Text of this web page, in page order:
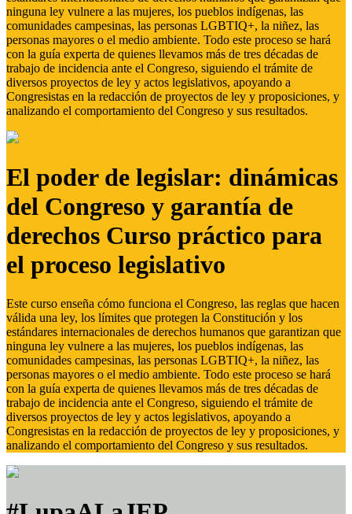
ninguna ley vulnere a las mujeres, los pueblos indígenas, las
comunidades campesinas, las personas LGBTIQ+, la niñez, las
personas mayores o el medio ambiente. Todo este proceso se hará
con la guía experta de quienes llevamos más de tres décadas de
trabajo de incidencia ante el Congreso, siguiendo el trámite de
diversos proyectos de ley y actos legislativos, apoyando a
Congresistas en la redacción de proyectos de ley y proposiciones, y
analizando el comportamiento del Congreso y sus resultados.
El poder de legislar: dinámicas
del Congreso y garantía de
derechos Curso práctico para
el proceso legislativo
Este curso enseña cómo funciona el Congreso, las reglas que hacen
válida una ley, los límites que protegen la Constitución y los
estándares internacionales de derechos humanos que garantizan que
ninguna ley vulnere a las mujeres, los pueblos indígenas, las
comunidades campesinas, las personas LGBTIQ+, la niñez, las
personas mayores o el medio ambiente. Todo este proceso se hará
con la guía experta de quienes llevamos más de tres décadas de
trabajo de incidencia ante el Congreso, siguiendo el trámite de
diversos proyectos de ley y actos legislativos, apoyando a
Congresistas en la redacción de proyectos de ley y proposiciones, y
analizando el comportamiento del Congreso y sus resultados.